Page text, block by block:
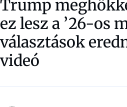
Trump
ez lesz a ’26-os
választások
videó